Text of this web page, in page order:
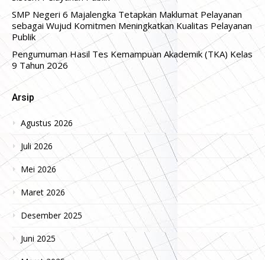
SMP Negeri 6 Majalengka Tetapkan Maklumat Pelayanan
sebagai Wujud Komitmen Meningkatkan Kualitas Pelayanan
Publik
Pengumuman Hasil Tes Kemampuan Akademik (TKA) Kelas
9 Tahun 2026
Arsip
Agustus 2026
Juli 2026
Mei 2026
Maret 2026
Desember 2025
Juni 2025